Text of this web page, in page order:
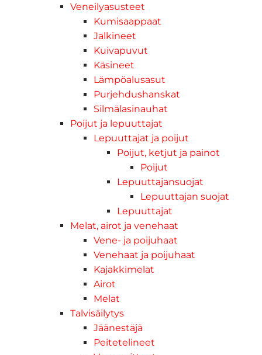
Veneilyasusteet
Kumisaappaat
Jalkineet
Kuivapuvut
Käsineet
Lämpöalusasut
Purjehdushanskat
Silmälasinauhat
Poijut ja lepuuttajat
Lepuuttajat ja poijut
Poijut, ketjut ja painot
Poijut
Lepuuttajansuojat
Lepuuttajan suojat
Lepuuttajat
Melat, airot ja venehaat
Vene- ja poijuhaat
Venehaat ja poijuhaat
Kajakkimelat
Airot
Melat
Talvisäilytys
Jäänestäjä
Peitetelineet